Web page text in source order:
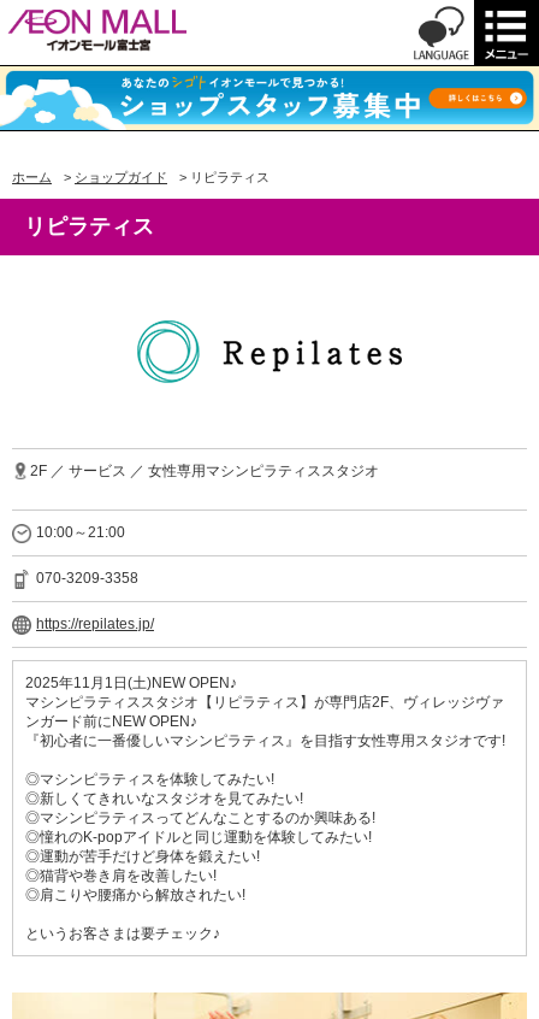
ホーム > ショップガイド > リピラティス
リピラティス
2F ／ サービス ／ 女性専用マシンピラティススタジオ
10:00～21:00
070-3209-3358
https://repilates.jp/
2025年11月1日(土)NEW OPEN♪
マシンピラティススタジオ【リピラティス】が専門店2F、ヴィレッジヴァ
ンガード前にNEW OPEN♪
『初心者に一番優しいマシンピラティス』を目指す女性専用スタジオです!
◎マシンピラティスを体験してみたい!
◎新しくてきれいなスタジオを見てみたい!
◎マシンピラティスってどんなことするのか興味ある!
◎憧れのK-popアイドルと同じ運動を体験してみたい!
◎運動が苦手だけど身体を鍛えたい!
◎猫背や巻き肩を改善したい!
◎肩こりや腰痛から解放されたい!
というお客さまは要チェック♪